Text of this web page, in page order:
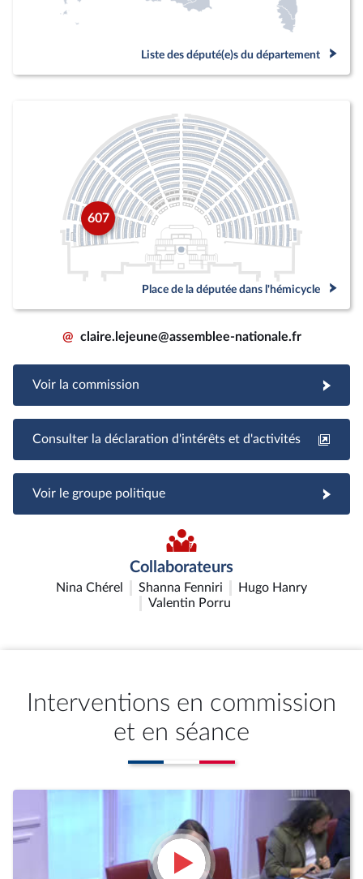
Liste des député(e)s du département
607
Place de la députée dans l'hémicycle
@ claire.lejeune@assemblee-nationale.fr
Voir la commission
Consulter la déclaration d'intérêts et d'activités
Voir le groupe politique
Collaborateurs
Nina Chérel Shanna Fenniri
Hugo Hanry
Valentin Porru
Interventions en commission
et en séance